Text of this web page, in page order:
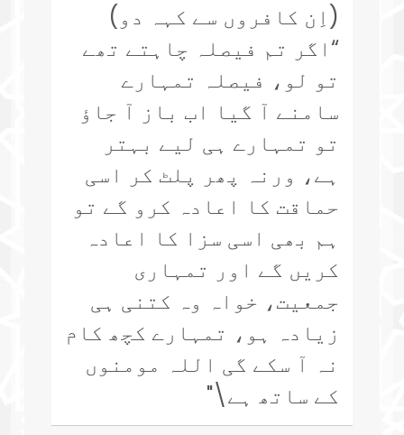
(اِن کافروں سے کہہ دو)
“اگر تم فیصلہ چاہتے تھے
تو لو، فیصلہ تمہارے
سامنے آ گیا اب باز آ جاؤ
تو تمہارے ہی لیے بہتر
ہے، ورنہ پھر پلٹ کر اسی
حماقت کا اعادہ کرو گے تو
ہم بھی اسی سزا کا اعادہ
کریں گے اور تمہاری
جمعیت، خواہ وہ کتنی ہی
زیادہ ہو، تمہارے کچھ کام
نہ آ سکے گی اللہ مومنوں
کے ساتھ ہے\"